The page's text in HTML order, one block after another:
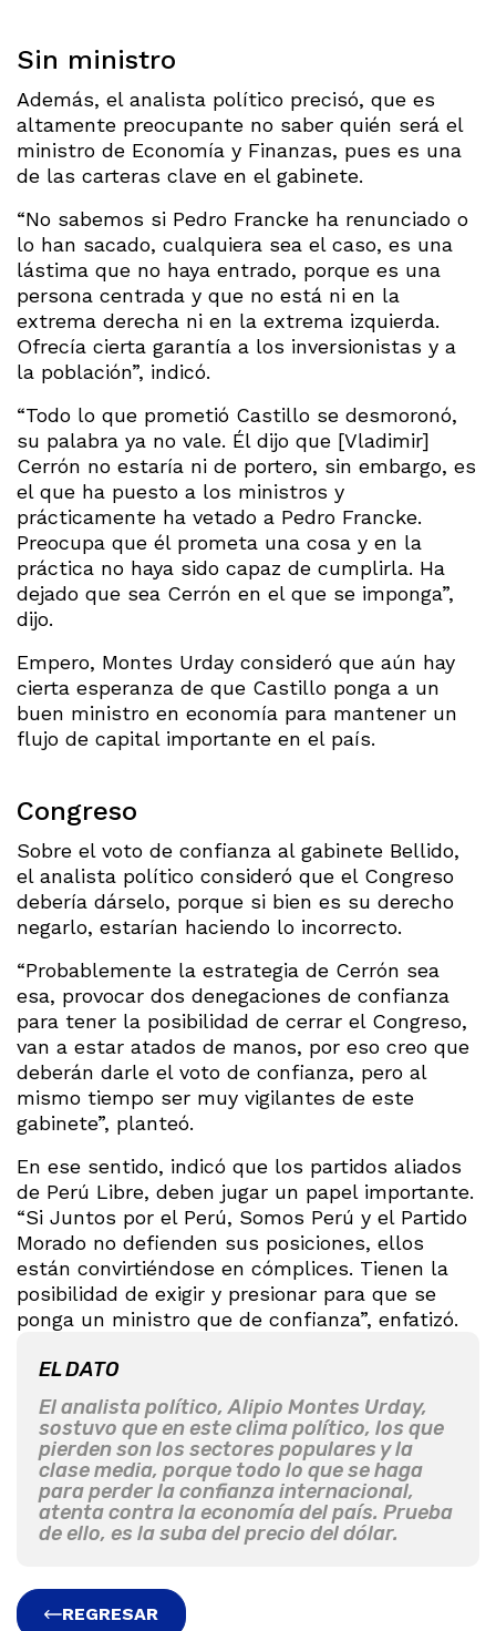
Sin ministro
Además, el analista político precisó, que es
altamente preocupante no saber quién será el
ministro de Economía y Finanzas, pues es una
de las carteras clave en el gabinete.
“No sabemos si Pedro Francke ha renunciado o
lo han sacado, cualquiera sea el caso, es una
lástima que no haya entrado, porque es una
persona centrada y que no está ni en la
extrema derecha ni en la extrema izquierda.
Ofrecía cierta garantía a los inversionistas y a
la población”, indicó.
“Todo lo que prometió Castillo se desmoronó,
su palabra ya no vale. Él dijo que [Vladimir]
Cerrón no estaría ni de portero, sin embargo, es
el que ha puesto a los ministros y
prácticamente ha vetado a Pedro Francke.
Preocupa que él prometa una cosa y en la
práctica no haya sido capaz de cumplirla. Ha
dejado que sea Cerrón en el que se imponga”,
dijo.
Empero, Montes Urday consideró que aún hay
cierta esperanza de que Castillo ponga a un
buen ministro en economía para mantener un
flujo de capital importante en el país.
Congreso
Sobre el voto de confianza al gabinete Bellido,
el analista político consideró que el Congreso
debería dárselo, porque si bien es su derecho
negarlo, estarían haciendo lo incorrecto.
“Probablemente la estrategia de Cerrón sea
esa, provocar dos denegaciones de confianza
para tener la posibilidad de cerrar el Congreso,
van a estar atados de manos, por eso creo que
deberán darle el voto de confianza, pero al
mismo tiempo ser muy vigilantes de este
gabinete”, planteó.
En ese sentido, indicó que los partidos aliados
de Perú Libre, deben jugar un papel importante.
“Si Juntos por el Perú, Somos Perú y el Partido
Morado no defienden sus posiciones, ellos
están convirtiéndose en cómplices. Tienen la
posibilidad de exigir y presionar para que se
ponga un ministro que de confianza”, enfatizó.
EL DATO
El analista político, Alipio Montes Urday,
sostuvo que en este clima político, los que
pierden son los sectores populares y la
clase media, porque todo lo que se haga
para perder la confianza internacional,
atenta contra la economía del país. Prueba
de ello, es la suba del precio del dólar.
REGRESAR